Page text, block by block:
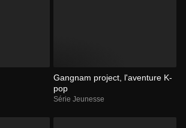
Gangnam project, l'aventure K-
pop
Série Jeunesse